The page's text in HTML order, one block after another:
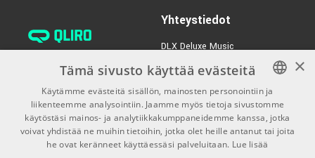
Yhteystiedot
DLX Deluxe Music
verkkokaupan asiakaspalvelu:
tilaus@dlxmusic.fi
Puh: 0207 282240 (arkisin klo
13-17)
Puh: 0207 282250 (myymälä)
FINNISH
FINNISH
×
Tämä sivusto käyttää evästeitä
Käytämme evästeitä sisällön, mainosten personointiin ja
liikenteemme analysointiin. Jaamme myös tietoja sivustomme
käytöstäsi mainos- ja analytiikkakumppaneidemme kanssa, jotka
voivat yhdistää ne muihin tietoihin, jotka olet heille antanut tai joita
he ovat keränneet käyttäessäsi palveluitaan. Lue lisää